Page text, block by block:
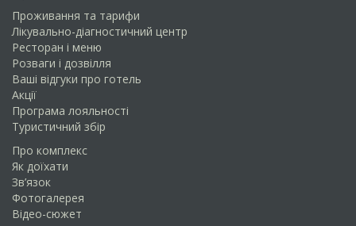
Проживання та тарифи
Лікувально-діагностичний центр
Ресторан і меню
Розваги і дозвілля
Ваші відгуки про готель
Акції
Програма лояльності
Туристичний збір
Про комплекс
Як доїхати
Зв’язок
Фотогалерея
Відео-сюжет